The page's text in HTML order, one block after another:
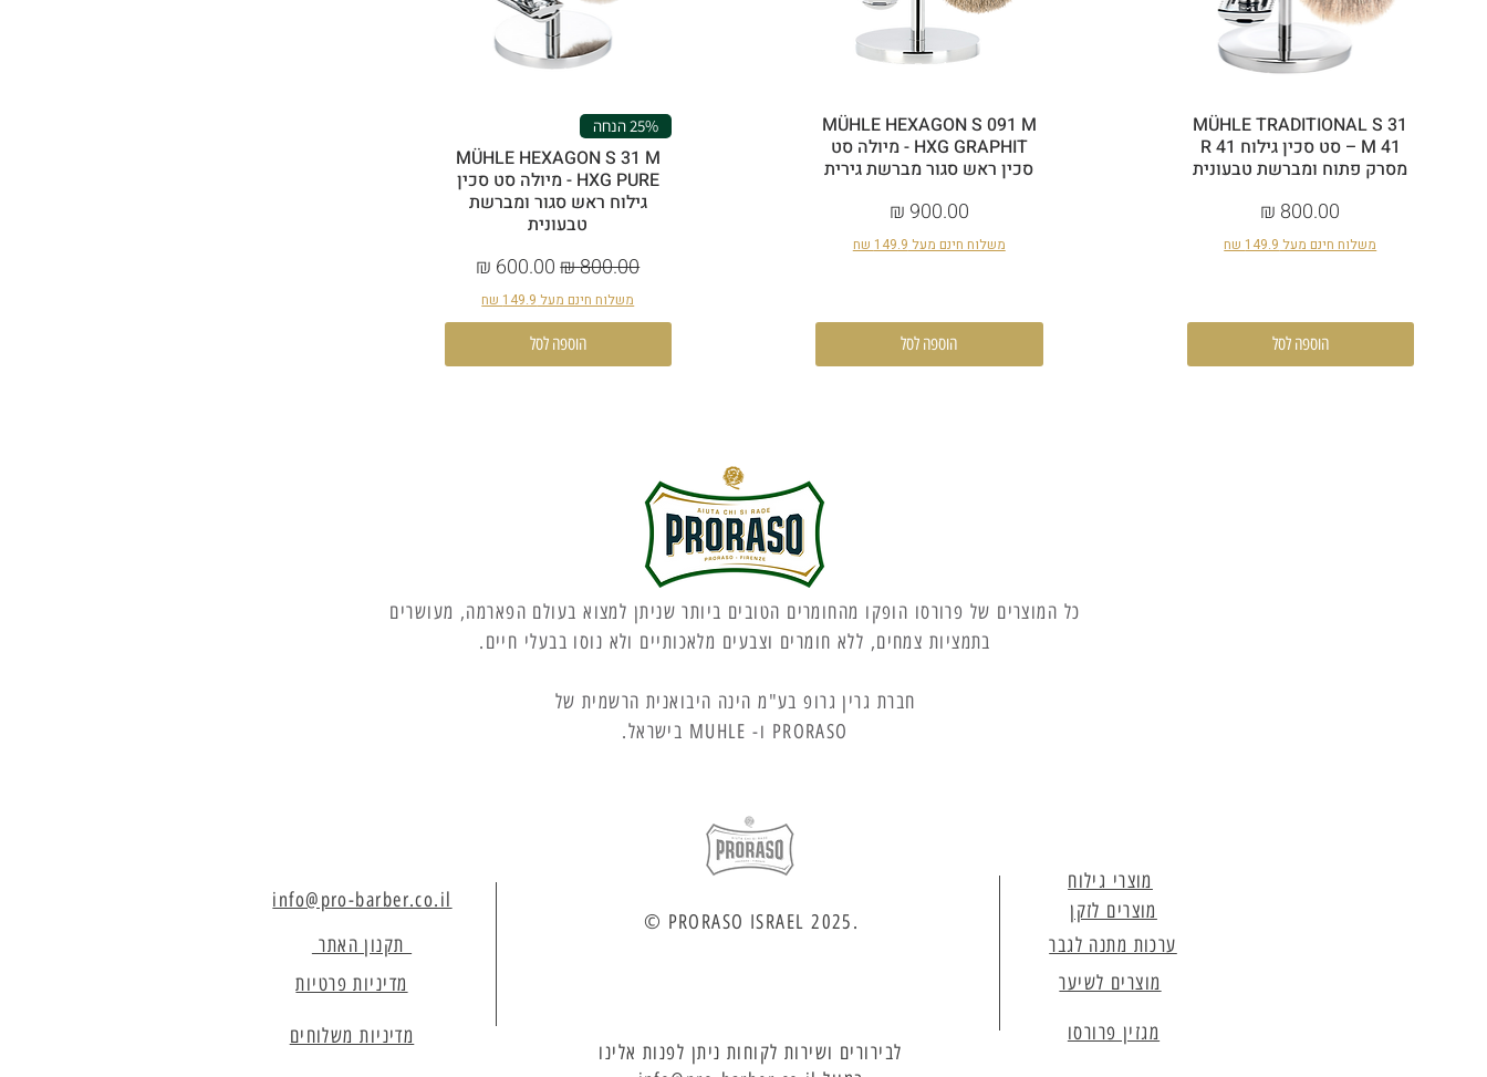
MÜHLE TRADITIONAL S 31
M 41 – סט סכין גילוח R 41
מסרק פתוח ומברשת טבעונית
מחיר
משלוח חינם מעל 149.9 שח
הוספה לסל
MÜHLE HEXAGON S 091 M
HXG GRAPHIT - מיולה סט
סכין ראש סגור מברשת גירית
מחיר
משלוח חינם מעל 149.9 שח
הוספה לסל
25% הנחה
MÜHLE HEXAGON S 31 M
HXG PURE - מיולה סט סכין
גילוח ראש סגור ומברשת
טבעונית
מחיר רגיל‏800.00 ‏₪ מחיר מבצע
משלוח חינם מעל 149.9 שח
הוספה לסל
כל המוצרים של פרורסו הופקו מהחומרים הטובים ביותר שניתן למצוא בעולם הפארמה, מעושרים
בתמציות צמחים, ללא חומרים וצבעים מלאכותיים ולא נוסו בבעלי חיים.
חברת גרין גרופ בע"מ הינה היבואנית הרשמית של
PRORASO ו- MUHLE בישראל.
info@pro-barber.co.il
תקנון האתר
מדיניות משלוחים
© PRORASO ISRAEL 2025.
לבירורים ושירות לקוחות ניתן לפנות אלינו
מוצרי גילוח
מוצרים לזקן
ערכות מתנה לגבר
מוצרים לשיער
מגזין פרורסו
מדיניות פרטיות